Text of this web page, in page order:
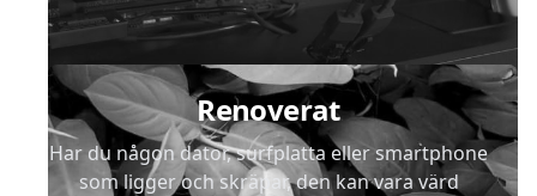
Renoverat
Har du någon dator, surfplatta eller smartphone
som ligger och skräpar, den kan vara värd